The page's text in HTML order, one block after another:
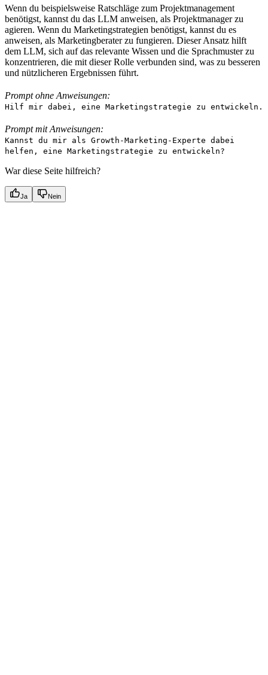
Wenn du beispielsweise Ratschläge zum Projektmanagement
benötigst, kannst du das LLM anweisen, als Projektmanager zu
agieren. Wenn du Marketingstrategien benötigst, kannst du es
anweisen, als Marketingberater zu fungieren. Dieser Ansatz hilft
dem LLM, sich auf das relevante Wissen und die Sprachmuster zu
konzentrieren, die mit dieser Rolle verbunden sind, was zu besseren
und nützlicheren Ergebnissen führt.
Prompt ohne Anweisungen:
Hilf mir dabei, eine Marketingstrategie zu entwickeln.
Prompt mit Anweisungen:
Kannst du mir als Growth-Marketing-Experte dabei
helfen, eine Marketingstrategie zu entwickeln?
War diese Seite hilfreich?
Ja Nein